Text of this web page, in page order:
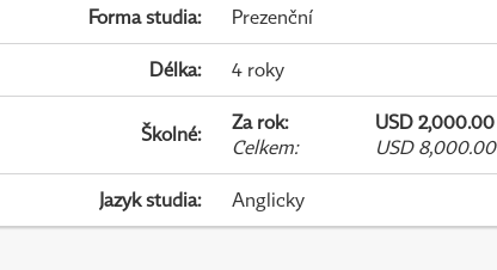
Forma studia: Prezenční
Délka: 4 roky
Školné: Za rok:
USD 2,000.00
Celkem: USD 8,000.00
Jazyk studia: Anglicky